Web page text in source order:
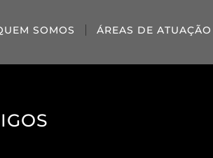
SOMOS ÁREAS DE ATUAÇÃO